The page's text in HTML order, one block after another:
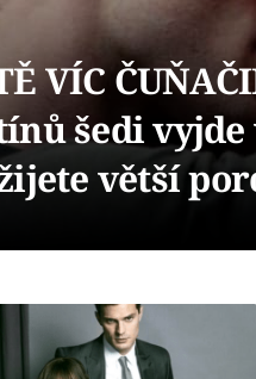
VÍC
šedi
větší